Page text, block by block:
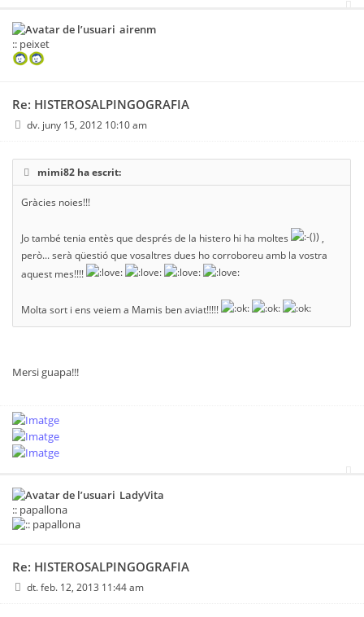
airenm
:: peixet
Re: HISTEROSALPINGOGRAFIA
dv. juny 15, 2012 10:10 am
mimi82 ha escrit:
Gràcies noies!!!
Jo també tenia entès que després de la histero hi ha moltes
,
però... serà qüestió que vosaltres dues ho corroboreu amb la vostra
aquest mes!!!!
Molta sort i ens veiem a Mamis ben aviat!!!!!
Mersi guapa!!!
LadyVita
:: papallona
Re: HISTEROSALPINGOGRAFIA
dt. feb. 12, 2013 11:44 am